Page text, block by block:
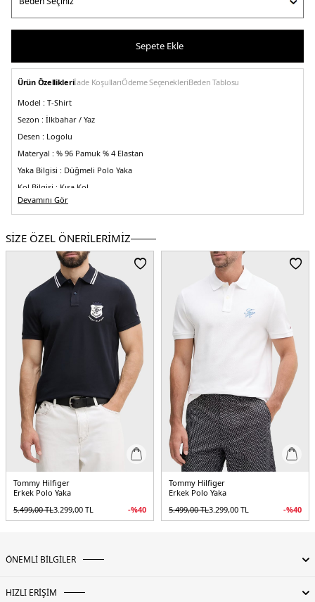
Sepete Ekle
Ürün Özellikleriİade KoşullarıÖdeme SeçenekleriBeden Tablosu
Model : T-Shirt
Sezon : İlkbahar / Yaz
Desen : Logolu
Materyal : % 96 Pamuk % 4 Elastan
Yaka Bilgisi : Düğmeli Polo Yaka
Kol Bilgisi : Kısa Kol
Kalıp Bilgisi :Slim Fit
Üretim Yeri :Banglades
3DE1MW0MW38458YBR.25
Devamını Gör
SİZE ÖZEL ÖNERİLERİMİZ
Tommy Hilfiger
Erkek Polo Yaka
5.499,00TL3.299,00 TL -%40
Tommy Hilfiger
Erkek Polo Yaka
5.499,00TL3.299,00 TL -%40
ÖNEMLİ BİLGİLER
HIZLI ERİŞİM